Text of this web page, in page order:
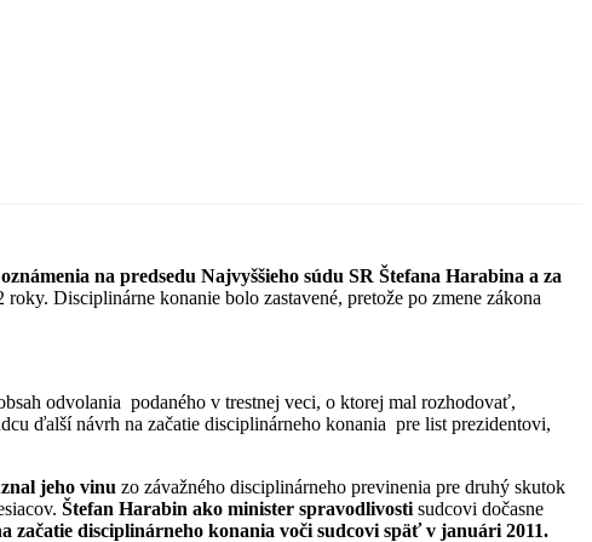
na predsedu Najvyššieho súdu SR Štefana Harabina a za
Disciplinárne konanie bolo zastavené, pretože po zmene zákona
odvolania podaného v trestnej veci, o ktorej mal rozhodovať,
ďalší návrh na začatie disciplinárneho konania pre list prezidentovi,
jeho vinu zo závažného disciplinárneho previnenia pre druhý skutok
Štefan Harabin ako minister spravodlivosti sudcovi dočasne
začatie disciplinárneho konania voči sudcovi späť v januári 2011.